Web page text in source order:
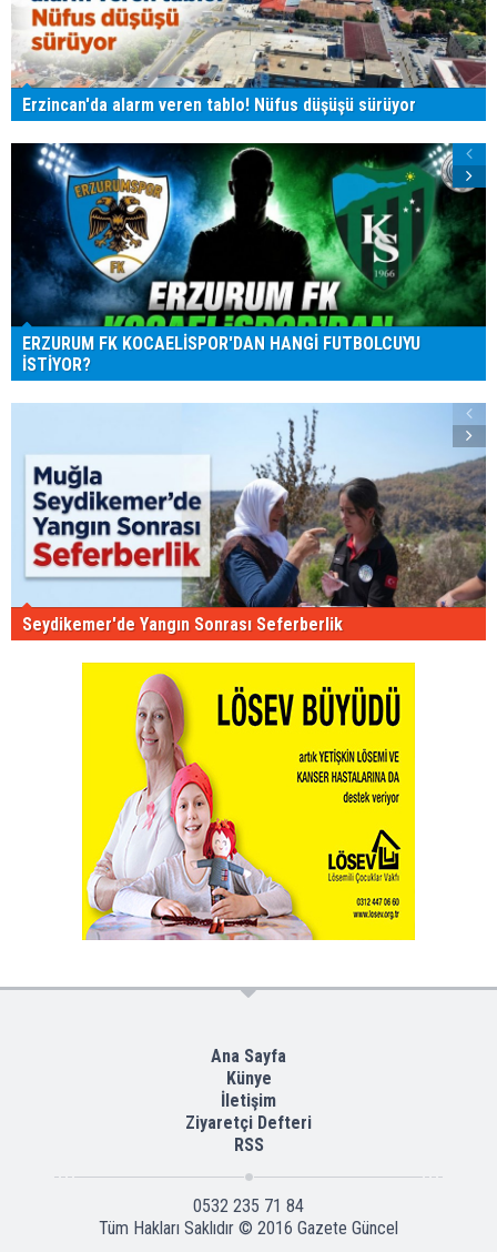
Erzincan'da alarm veren tablo! Nüfus düşüşü sürüyor
ERZURUM FK KOCAELİSPOR'DAN HANGİ FUTBOLCUYU
İSTİYOR?
Seydikemer'de Yangın Sonrası Seferberlik
Ana Sayfa
Künye
İletişim
Ziyaretçi Defteri
RSS
0532 235 71 84
Tüm Hakları Saklıdır © 2016 Gazete Güncel